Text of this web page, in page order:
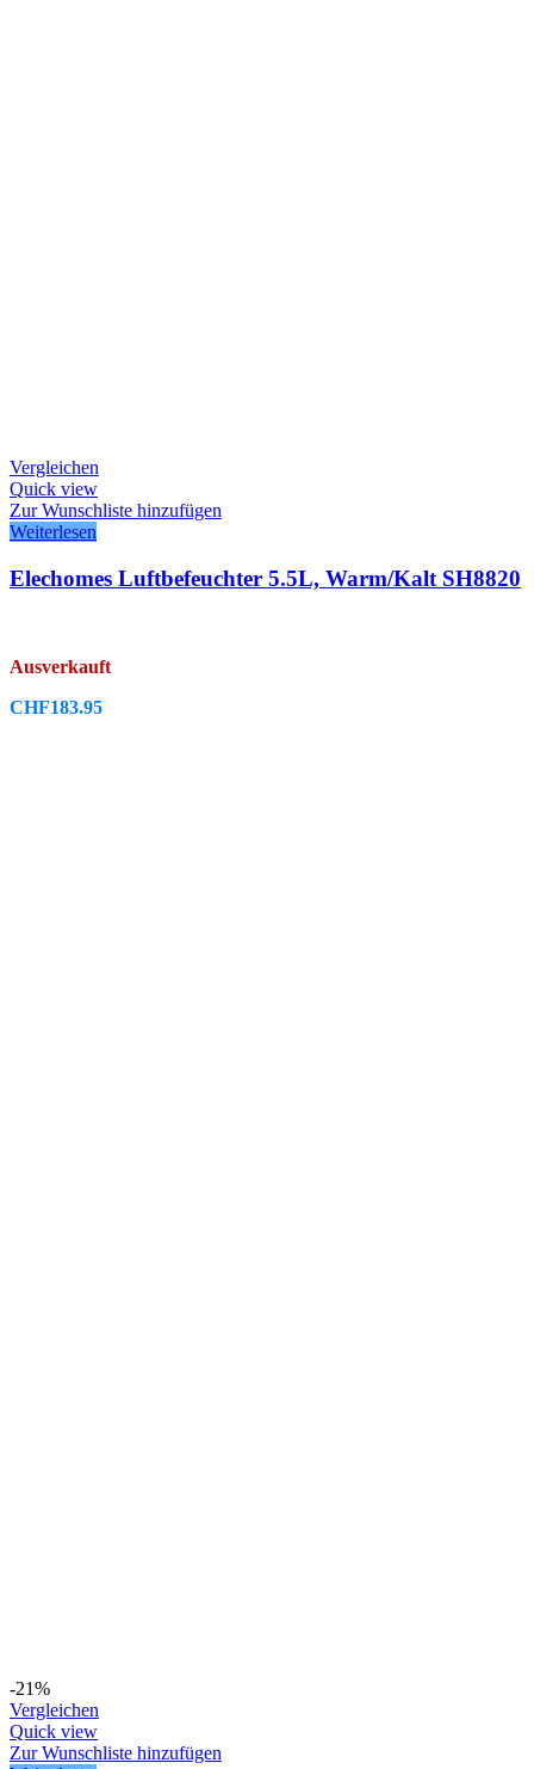
Vergleichen
Quick view
Zur Wunschliste hinzufügen
Weiterlesen
Elechomes Luftbefeuchter 5.5L, Warm/Kalt SH8820
Ausverkauft
CHF183.95
-21%
Vergleichen
Quick view
Zur Wunschliste hinzufügen